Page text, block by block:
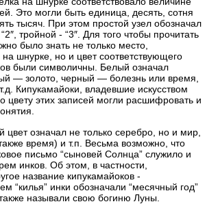
Это могли быть единица, десять, сотня
тысяч. При этом простой узел обозначал
тройной - “3″. Для того чтобы прочитать
было знать не только место,
шнурке, но и цвет соответствующего
были символичны. Белый означал
— золото, черный — болезнь или время,
Кипукамайоки, владевшие искусством
цвету этих записей могли расшифровать и
означал не только серебро, но и мир,
время) и т.п. Весьма возможно, что
письмо “сыновей Солнца” служило и
инков. Об этом, в частности,
название кипукамайоков -
“килья” инки обозначали “месячный год”
называли свою богиню Луны.